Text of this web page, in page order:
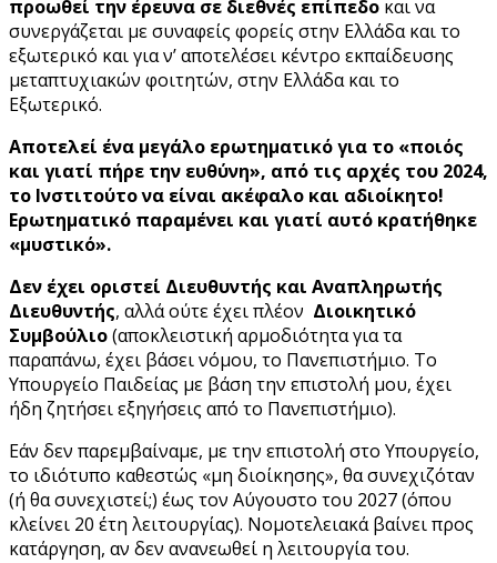
προωθεί την έρευνα σε διεθνές επίπεδο και να
συνεργάζεται με συναφείς φορείς στην Ελλάδα και το
εξωτερικό και για ν’ αποτελέσει κέντρο εκπαίδευσης
μεταπτυχιακών φοιτητών, στην Ελλάδα και το
Εξωτερικό.
Αποτελεί ένα μεγάλο ερωτηματικό για το «ποιός
και γιατί πήρε την ευθύνη», από τις αρχές του 2024,
το Ινστιτούτο να είναι ακέφαλο και αδιοίκητο!
Ερωτηματικό παραμένει και γιατί αυτό κρατήθηκε
«μυστικό».
Δεν έχει οριστεί Διευθυντής και Αναπληρωτής
Διευθυντής, αλλά ούτε έχει πλέον Διοικητικό
Συμβούλιο(αποκλειστική αρμοδιότητα για τα
παραπάνω, έχει βάσει νόμου, το Πανεπιστήμιο. Το
Υπουργείο Παιδείας με βάση την επιστολή μου, έχει
ήδη ζητήσει εξηγήσεις από το Πανεπιστήμιο).
Εάν δεν παρεμβαίναμε, με την επιστολή στο Υπουργείο,
το ιδιότυπο καθεστώς «μη διοίκησης», θα συνεχιζόταν
(ή θα συνεχιστεί;) έως τον Αύγουστο του 2027 (όπου
κλείνει 20 έτη λειτουργίας). Νομοτελειακά βαίνει προς
κατάργηση, αν δεν ανανεωθεί η λειτουργία του.